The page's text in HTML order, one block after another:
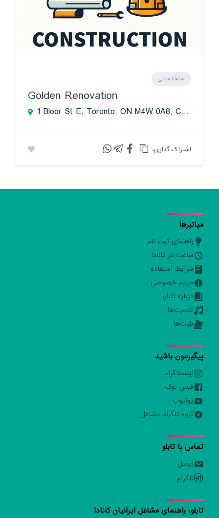
ساختمانی
Golden Renovation
1 Bloor St E, Toronto, ON M4W 0A8, Canada
:اشتراک گذاری
میانبرها
راهنمای ثبت نام
ساعت در کانادا
شرایط استفاده
حریم خصوصی
درباره تابلو
کنسرت‌ها
بلیت‌ها
پیگیرمون باشید
اینستاگرام
فیس بوک
یوتیوب
گروه تلگرام مشاغل
تماس با تابلو
ایمیل
تلگرام
تابلو، راهنمای مشاغل ایرانیان کانادا